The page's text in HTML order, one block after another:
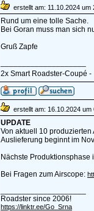
erstellt am: 11.10.2024 um
Rund um eine tolle Sache.
Bei Goran muss man sich
Gruß Zapfe
2x Smart Roadster-Coupé
erstellt am: 16.10.2024 um
UPDATE
Von aktuell 10
Auslieferung beginnt im
Nächste Produktionsphase
Bei Fragen zum Airscope:
Roadster since 2006!
https://linktr.ee/Go_Srna